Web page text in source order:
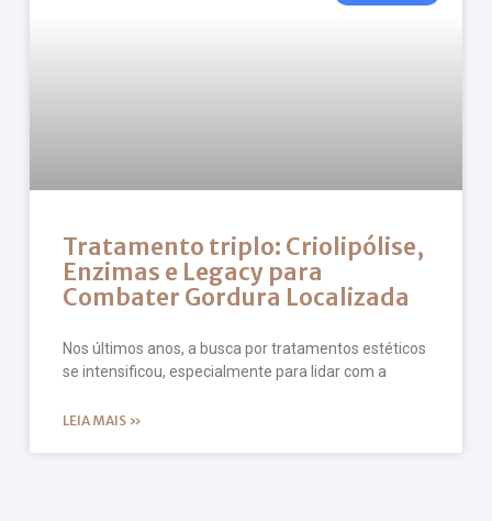
Tratamento triplo: Criolipólise,
Enzimas e Legacy para
Combater Gordura Localizada
Nos últimos anos, a busca por tratamentos estéticos
se intensificou, especialmente para lidar com a
LEIA MAIS »